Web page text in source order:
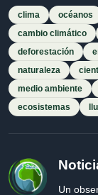
clima océanos
cambio climático
deforestación
naturaleza
medio ambiente
ecosistemas
Un